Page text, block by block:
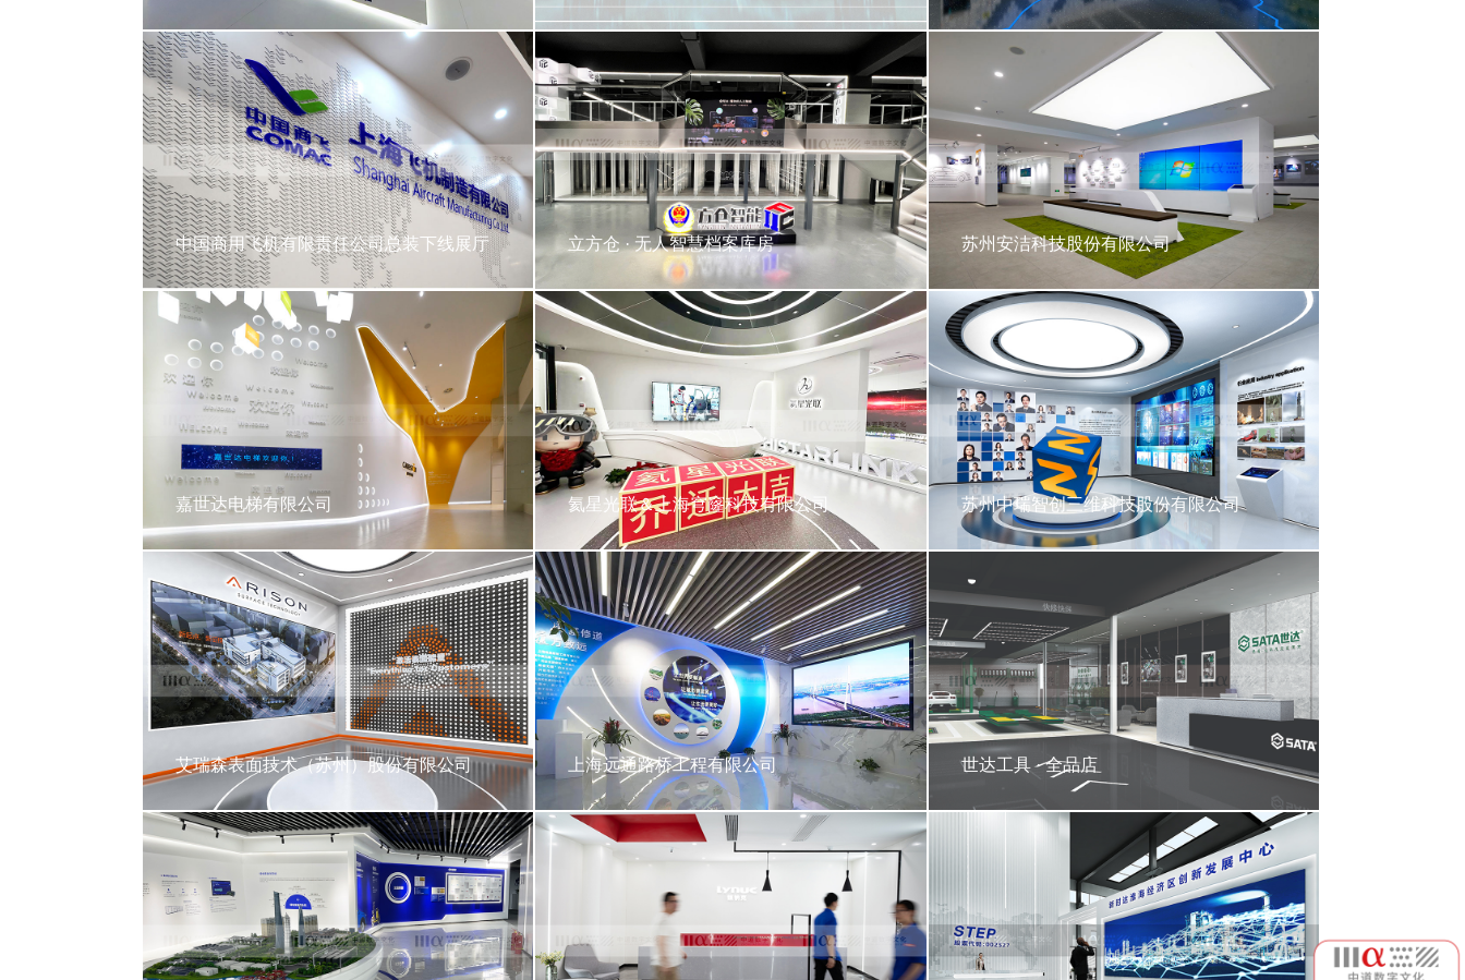
中国商用飞机有限责任公司总装下线展厅 立方仓 · 无人智慧档案库房 苏州安洁科技股份有限公司
嘉世达电梯有限公司 氦星光联＆上海穹窿科技有限公司 苏州中瑞智创三维科技股份有限公司
艾瑞森表面技术（苏州）股份有限公司 上海远通路桥工程有限公司 世达工具 · 全品店